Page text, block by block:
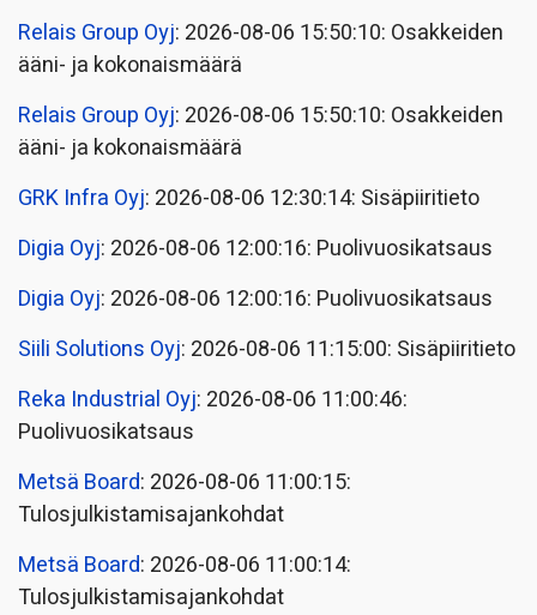
Relais Group Oyj: 2026-08-06 15:50:10: Osakkeiden
ääni- ja kokonaismäärä
Relais Group Oyj: 2026-08-06 15:50:10: Osakkeiden
ääni- ja kokonaismäärä
GRK Infra Oyj: 2026-08-06 12:30:14: Sisäpiiritieto
Digia Oyj: 2026-08-06 12:00:16: Puolivuosikatsaus
Digia Oyj: 2026-08-06 12:00:16: Puolivuosikatsaus
Siili Solutions Oyj: 2026-08-06 11:15:00: Sisäpiiritieto
Reka Industrial Oyj: 2026-08-06 11:00:46:
Puolivuosikatsaus
Metsä Board: 2026-08-06 11:00:15:
Tulosjulkistamisajankohdat
Metsä Board: 2026-08-06 11:00:14:
Tulosjulkistamisajankohdat